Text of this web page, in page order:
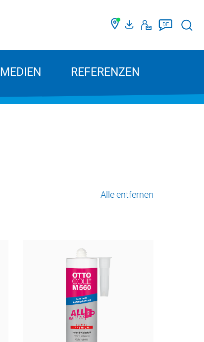
DE
MEDIEN REFERENZEN
Alle entfernen